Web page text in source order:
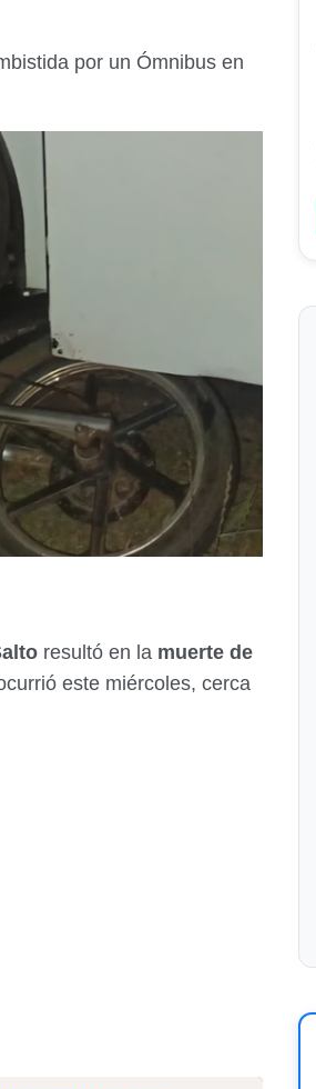
por un Ómnibus en
resultó en la muerte de
este miércoles, cerca